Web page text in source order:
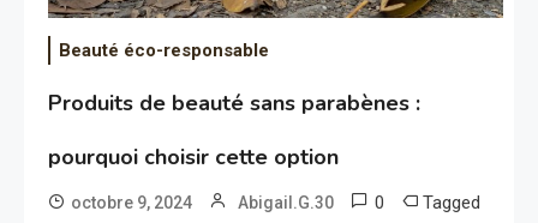
Beauté éco-responsable
Produits de beauté sans parabènes :
pourquoi choisir cette option
octobre 9, 2024 Abigail.G.30 0 Tagged